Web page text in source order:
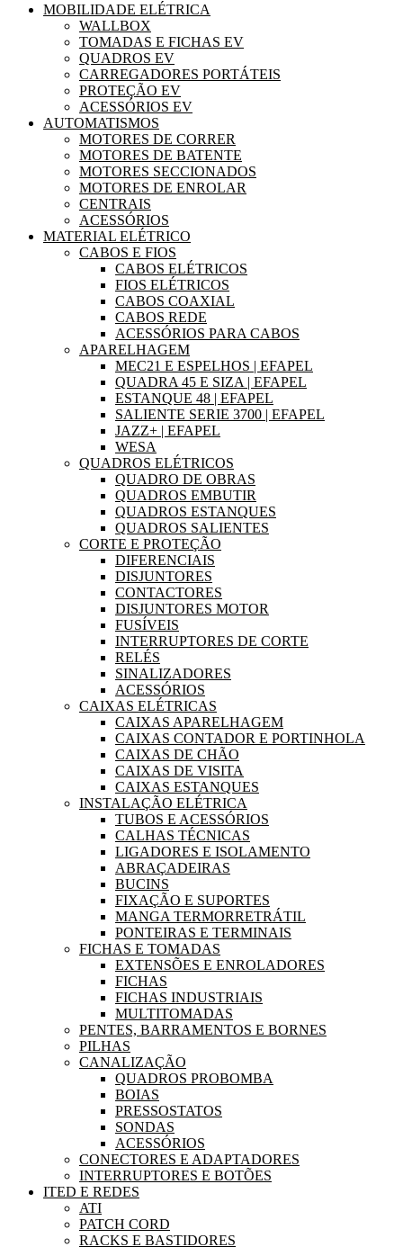
MOBILIDADE ELÉTRICA
WALLBOX
TOMADAS E FICHAS EV
QUADROS EV
CARREGADORES PORTÁTEIS
PROTEÇÃO EV
ACESSÓRIOS EV
AUTOMATISMOS
MOTORES DE CORRER
MOTORES DE BATENTE
MOTORES SECCIONADOS
MOTORES DE ENROLAR
CENTRAIS
ACESSÓRIOS
MATERIAL ELÉTRICO
CABOS E FIOS
CABOS ELÉTRICOS
FIOS ELÉTRICOS
CABOS COAXIAL
CABOS REDE
ACESSÓRIOS PARA CABOS
APARELHAGEM
MEC21 E ESPELHOS | EFAPEL
QUADRA 45 E SIZA | EFAPEL
ESTANQUE 48 | EFAPEL
SALIENTE SERIE 3700 | EFAPEL
JAZZ+ | EFAPEL
WESA
QUADROS ELÉTRICOS
QUADRO DE OBRAS
QUADROS EMBUTIR
QUADROS ESTANQUES
QUADROS SALIENTES
CORTE E PROTEÇÃO
DIFERENCIAIS
DISJUNTORES
CONTACTORES
DISJUNTORES MOTOR
FUSÍVEIS
INTERRUPTORES DE CORTE
RELÉS
SINALIZADORES
ACESSÓRIOS
CAIXAS ELÉTRICAS
CAIXAS APARELHAGEM
CAIXAS CONTADOR E PORTINHOLA
CAIXAS DE CHÃO
CAIXAS DE VISITA
CAIXAS ESTANQUES
INSTALAÇÃO ELÉTRICA
TUBOS E ACESSÓRIOS
CALHAS TÉCNICAS
LIGADORES E ISOLAMENTO
ABRAÇADEIRAS
BUCINS
FIXAÇÃO E SUPORTES
MANGA TERMORRETRÁTIL
PONTEIRAS E TERMINAIS
FICHAS E TOMADAS
EXTENSÕES E ENROLADORES
FICHAS
FICHAS INDUSTRIAIS
MULTITOMADAS
PENTES, BARRAMENTOS E BORNES
PILHAS
CANALIZAÇÃO
QUADROS PROBOMBA
BOIAS
PRESSOSTATOS
SONDAS
ACESSÓRIOS
CONECTORES E ADAPTADORES
INTERRUPTORES E BOTÕES
ITED E REDES
ATI
PATCH CORD
RACKS E BASTIDORES